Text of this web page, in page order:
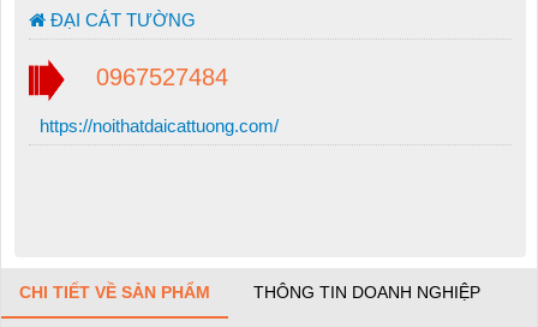
ĐẠI CÁT TƯỜNG
0967527484
https://noithatdaicattuong.com/
CHI TIẾT VỀ SẢN PHẨM THÔNG TIN DOANH NGHIỆP